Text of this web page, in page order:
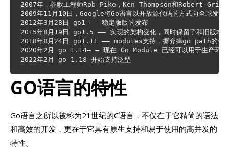
2007年，谷歌工程师Rob Pike，Ken Thompson和Robert
2009年11月10日，Google将Go语言以开放源代码的方式向全球发布
2012年3月28日 go1 —— 稳定版版的发布
2015年8月19日 go1.5 —— 实现的架构变化，同时保留了和旧版本
2018年8月24日 go1.11 —— modules支持，摒弃掉go path的包
2020年2月 go 1.14— — 现在 Go Module 已经可以用于生产环境
2022年2月 go 1.18 开始支持泛型
GO语言的特性
Go语言之所以被称为21世纪的C语言，不仅在于它精简的语法
和高效的开发，更在于它具有原生支持和易于使用的高并发的
特性。